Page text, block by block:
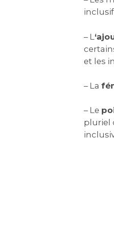
– L
et les
– La
– Le
pluriel